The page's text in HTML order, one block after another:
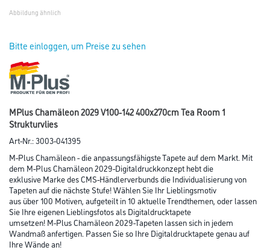
Abbildung ähnlich
Bitte einloggen, um Preise zu sehen
MPlus Chamäleon 2029 V100-142 400x270cm Tea Room 1
Strukturvlies
Art-Nr.:3003-041395
M-Plus Chamäleon - die anpassungsfähigste Tapete auf dem Markt. Mit
dem M-Plus Chamäleon 2029-Digitaldruckkonzept hebt die
exklusive Marke des CMS-Händlerverbunds die Individualisierung von
Tapeten auf die nächste Stufe! Wählen Sie Ihr Lieblingsmotiv
aus über 100 Motiven, aufgeteilt in 10 aktuelle Trendthemen, oder lassen
Sie Ihre eigenen Lieblingsfotos als Digitaldrucktapete
umsetzen! M-Plus Chamäleon 2029-Tapeten lassen sich in jedem
Wandmaß anfertigen. Passen Sie so Ihre Digitaldrucktapete genau auf
Ihre Wände an!